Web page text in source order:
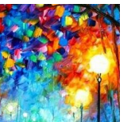
Berikut peralatan
menggambar
gambar lebih
salah satu syaratnya
merupakan